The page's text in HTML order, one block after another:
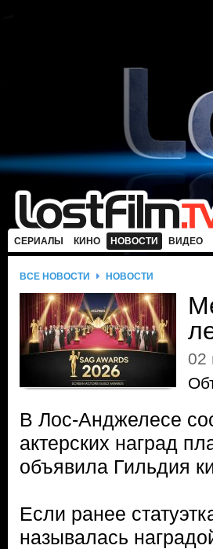
СЕРИАЛЫ КИНО НОВОСТИ ВИДЕО
ВСЕ НОВОСТИ НОВОСТИ
02
В Лос-Анджелесе
актерских наград
объявила Гильдия
Если ранее
называлась